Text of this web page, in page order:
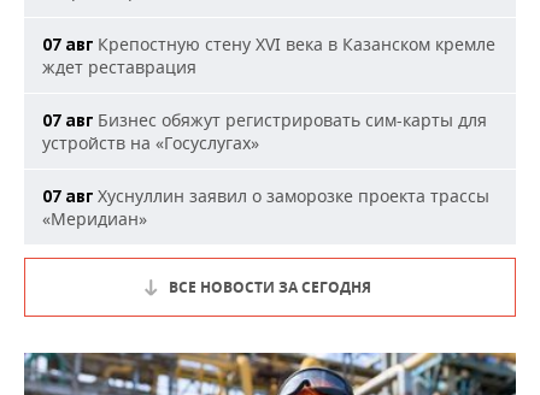
07 авг Крепостную стену XVI века в Казанском кремле
ждет реставрация
07 авг Бизнес обяжут регистрировать сим-карты для
устройств на «Госуслугах»
07 авг Хуснуллин заявил о заморозке проекта трассы
«Меридиан»
ВСЕ НОВОСТИ ЗА СЕГОДНЯ